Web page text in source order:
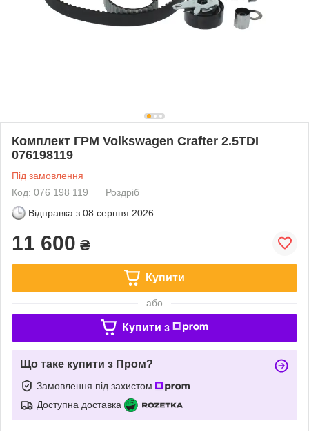
Комплект ГРМ Volkswagen Crafter 2.5TDI
076198119
Під замовлення
Код: 076 198 119
Роздріб
Відправка з 08 серпня 2026
11 600 ₴
Купити
або
Купити з
Що таке купити з Пром?
Замовлення під захистом
Доступна доставка